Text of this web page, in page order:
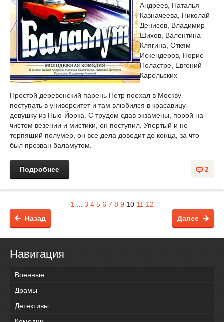
Андреев, Наталья
Казначеева, Николай
Денисов, Владимир
Шихов, Валентина
Клягина, Откям
Искендеров, Норис
Поластре, Евгений
Карельских
Простой деревенский парень Петр поехал в Москву
поступать в университет и там влюбился в красавицу-
девушку из Нью-Йорка. С трудом сдав экзамены, порой на
чистом везении и мистики, он поступил. Упертый и не
терпящий полумер, он все дела доводит до конца, за что
был прозван баламутом.
2
Подробнее
1 3 4 5 6 7 8 9 10 11 12
Далее
Назад
Навигация
Военные
Драмы
Детективы